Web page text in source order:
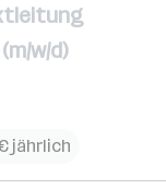
w/d)
jährlich